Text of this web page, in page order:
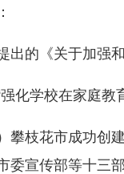
的《关于加强和
学校在家庭教
枝花市成功创建
委宣传部等十三